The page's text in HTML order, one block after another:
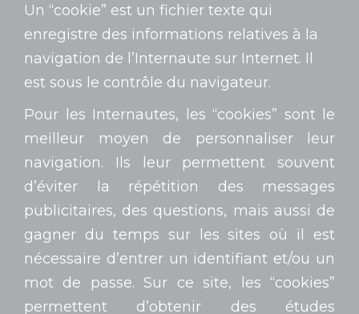
Un “cookie” est un fichier texte qui
enregistre des informations relatives à la
navigation de l’Internaute sur Internet. Il
est sous le contrôle du navigateur.
Pour les Internautes, les “cookies” sont le
meilleur moyen de personnaliser leur
navigation. Ils leur permettent souvent
d’éviter la répétition des messages
publicitaires, des questions, mais aussi de
gagner du temps sur les sites où il est
nécessaire d’entrer un identifiant et/ou un
mot de passe. Sur ce site, les “cookies”
permettent d’obtenir des études